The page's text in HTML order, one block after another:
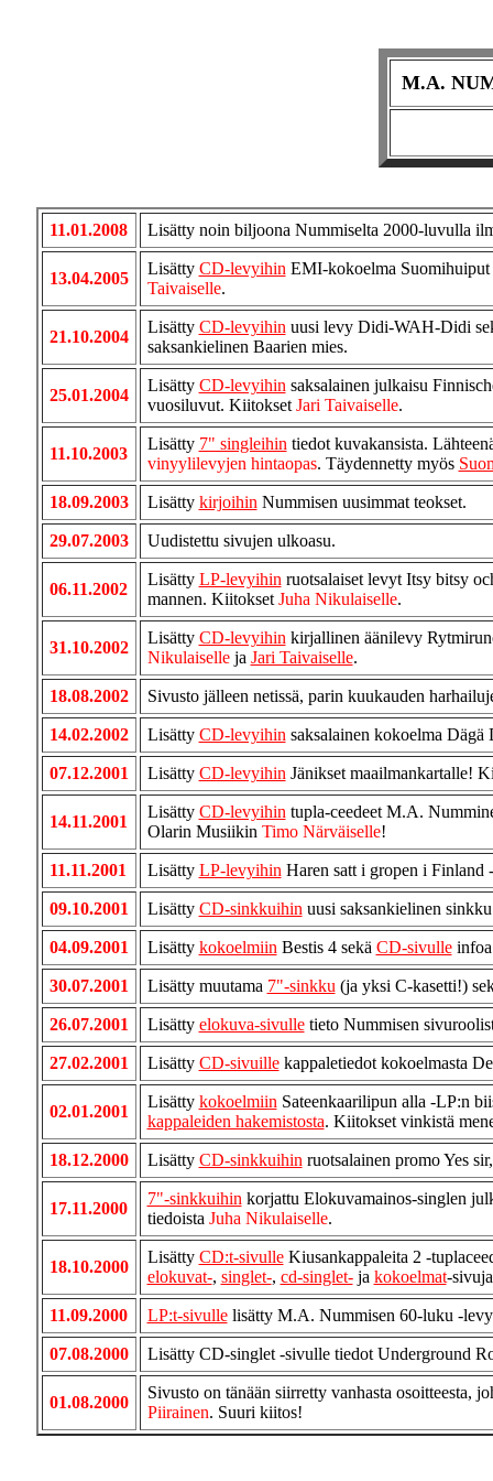
M.A.
11.01.2008 Lisätty noin biljoona Nummiselta 2000-luvulla
13.04.2005
Lisätty CD-levyihin EMI-kokoelma
Taivaiselle.
21.10.2004
Lisätty CD-levyihin uusi levy Didi-WAH-Didi
saksankielinen Baarien mies.
25.01.2004
Lisätty CD-levyihin saksalainen julkaisu
vuosiluvut. Kiitokset Jari Taivaiselle.
11.10.2003
Lisätty 7" singleihin tiedot kuvakansista.
vinyylilevyjen hintaopas. Täydennetty myös
18.09.2003 Lisätty kirjoihin Nummisen uusimmat teokset.
29.07.2003 Uudistettu sivujen ulkoasu.
06.11.2002
Lisätty LP-levyihin ruotsalaiset levyt Itsy bitsy
mannen. Kiitokset Juha Nikulaiselle.
31.10.2002
Lisätty CD-levyihin kirjallinen äänilevy
Nikulaiselleja Jari Taivaiselle.
18.08.2002 Sivusto jälleen netissä, parin kuukauden
14.02.2002 Lisätty CD-levyihin saksalainen kokoelma
07.12.2001 Lisätty CD-levyihin Jänikset maailmankartalle!
14.11.2001
Lisätty CD-levyihin tupla-ceedeet M.A.
Olarin Musiikin Timo Närväiselle!
11.11.2001 Lisätty LP-levyihin Haren satt i gropen i
09.10.2001 Lisätty CD-sinkkuihin uusi saksankielinen
04.09.2001 Lisätty kokoelmiin Bestis 4 sekä CD-sivulleinfoa
30.07.2001 Lisätty muutama 7"-sinkku (ja yksi C-kasetti!)
26.07.2001 Lisätty elokuva-sivulletieto Nummisen
27.02.2001 Lisätty CD-sivuillekappaletiedot kokoelmasta
02.01.2001
Lisätty kokoelmiin Sateenkaarilipun alla -LP:n
kappaleiden hakemistosta. Kiitokset vinkistä
18.12.2000 Lisätty CD-sinkkuihin ruotsalainen promo Yes
17.11.2000
7"-sinkkuihin korjattu Elokuvamainos-singlen
tiedoista Juha Nikulaiselle.
18.10.2000
Lisätty CD:t-sivulleKiusankappaleita 2 -
elokuvat-, singlet-, cd-singlet-ja kokoelmat-
11.09.2000 LP:t-sivullelisätty M.A. Nummisen 60-luku -
07.08.2000 Lisätty CD-singlet -sivulle tiedot Underground
01.08.2000
Sivusto on tänään siirretty vanhasta osoitteesta,
Piirainen. Suuri kiitos!